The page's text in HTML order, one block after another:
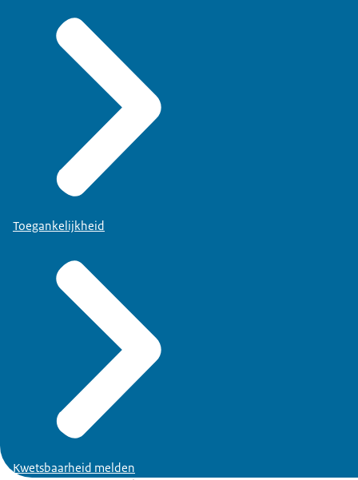
Toegankelijkheid
Kwetsbaarheid melden